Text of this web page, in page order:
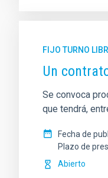
FIJO TURNO
Un
Se convoca
que tendrá,
Fecha de
Plazo de
Abierto